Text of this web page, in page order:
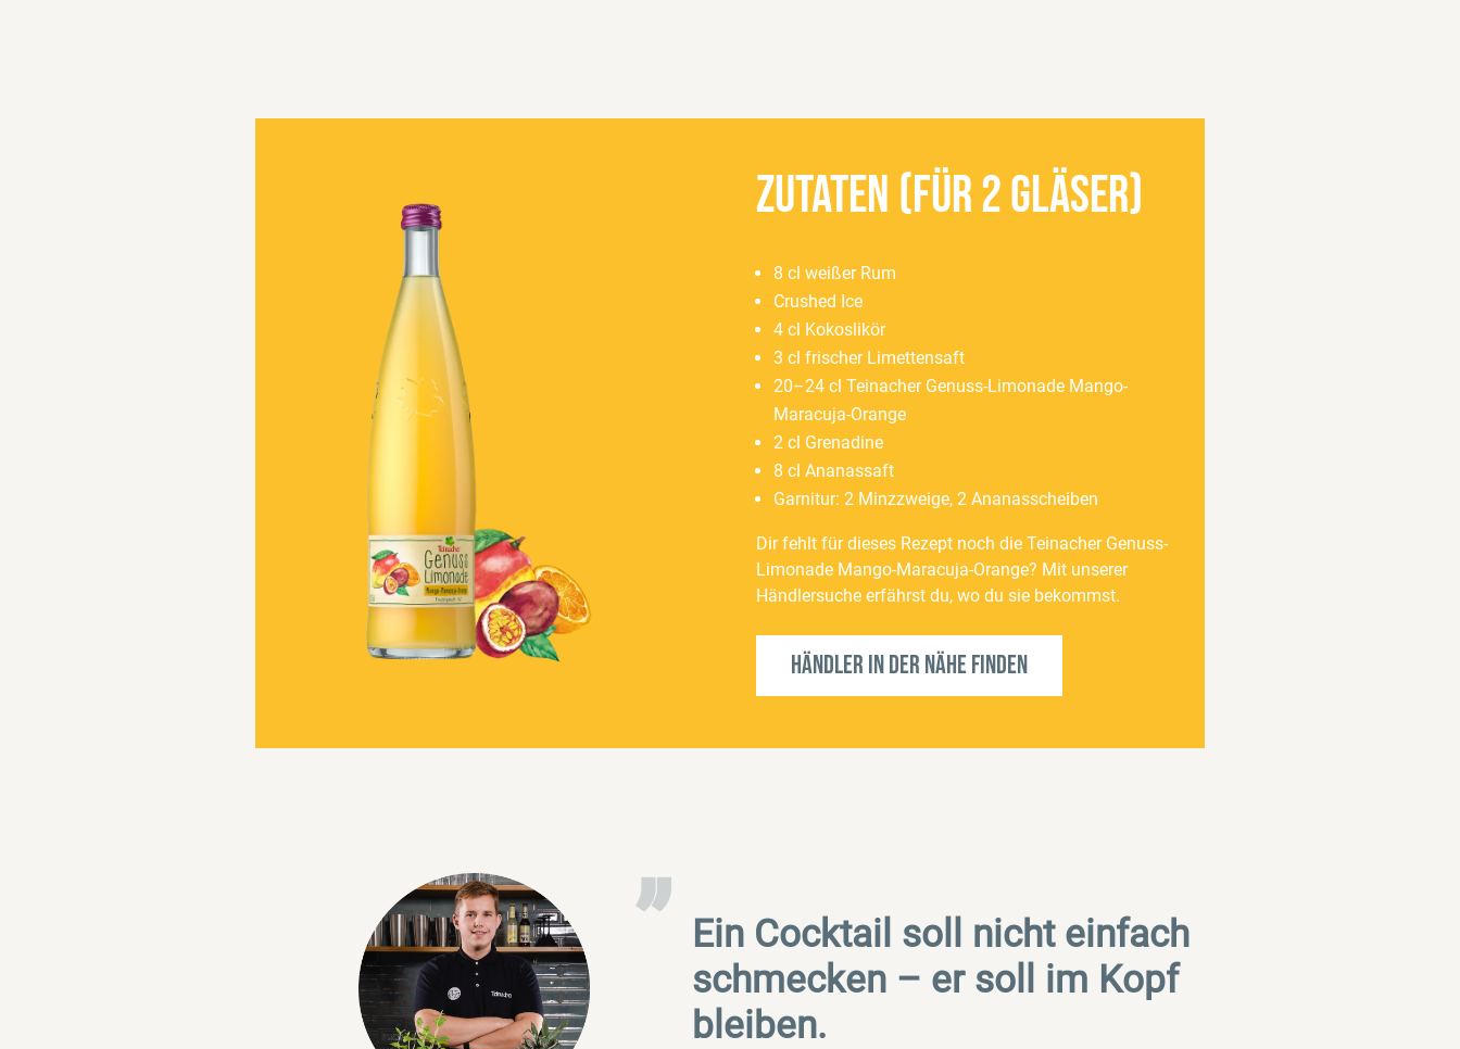
Zutaten (für 2 Gläser)
8 cl weißer Rum
Crushed Ice
4 cl Kokoslikör
3 cl frischer Limettensaft
20–24 cl Teinacher Genuss-Limonade Mango-
Maracuja-Orange
2 cl Grenadine
8 cl Ananassaft
Garnitur: 2 Minzzweige, 2 Ananasscheiben
Dir fehlt für dieses Rezept noch die Teinacher Genuss-
Limonade Mango-Maracuja-Orange? Mit unserer
Händlersuche erfährst du, wo du sie bekommst.
Händler in der Nähe finden
„
Ein Cocktail soll nicht einfach
schmecken – er soll im Kopf
bleiben.